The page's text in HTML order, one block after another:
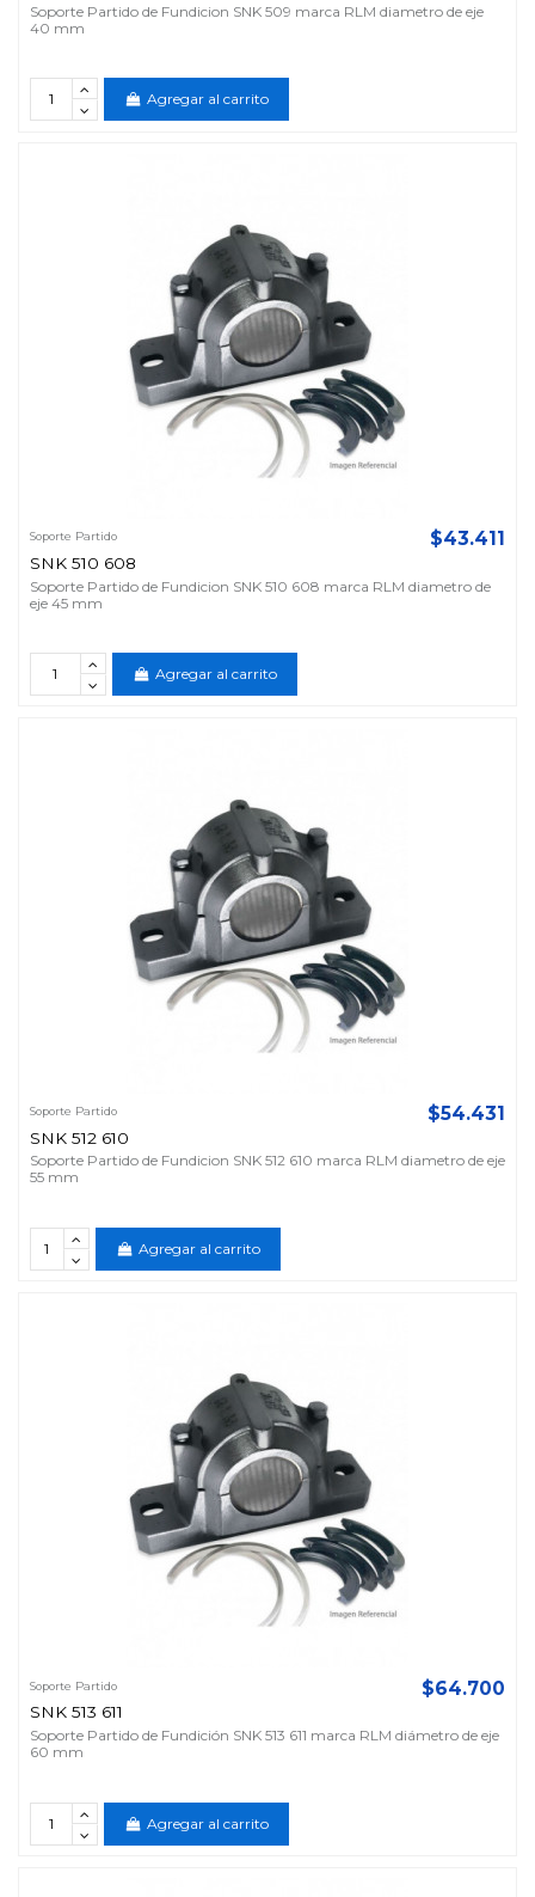
Soporte Partido de Fundicion SNK 509 marca RLM diametro de eje
40 mm
Agregar al carrito
Soporte Partido
SNK 510 608
$43.411
Soporte Partido de Fundicion SNK 510 608 marca RLM diametro de
eje 45 mm
Agregar al carrito
Soporte Partido
SNK 512 610
$54.431
Soporte Partido de Fundicion SNK 512 610 marca RLM diametro de eje
55 mm
Agregar al carrito
Soporte Partido
SNK 513 611
$64.700
Soporte Partido de Fundición SNK 513 611 marca RLM diámetro de eje
60 mm
Agregar al carrito